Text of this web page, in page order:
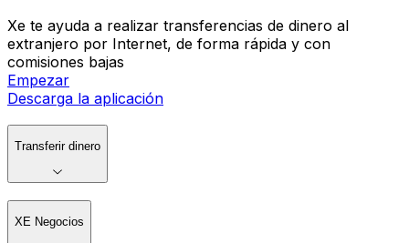
Xe te ayuda a realizar transferencias de dinero al
extranjero por Internet, de forma rápida y con
comisiones bajas
Empezar
Descarga la aplicación
Transferir dinero
XE Negocios